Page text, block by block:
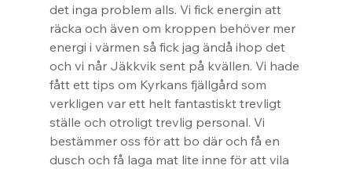
det inga problem alls. Vi fick energin att
räcka och även om kroppen behöver mer
energi i värmen så fick jag ändå ihop det
och vi når Jäkkvik sent på kvällen. Vi hade
fått ett tips om Kyrkans fjällgård som
verkligen var ett helt fantastiskt trevligt
ställe och otroligt trevlig personal. Vi
bestämmer oss för att bo där och få en
dusch och få laga mat lite inne för att vila